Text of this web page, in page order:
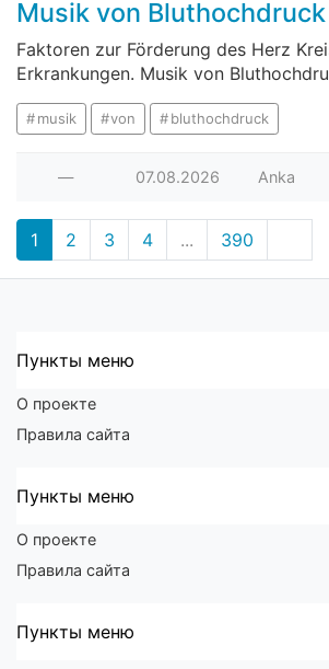
Musik von Bluthochdruck
Faktoren zur Förderung des Herz
Erkrankungen. Musik von
musik von bluthochdruck
— 07.08.2026 Anka
1 2 3 4 ... 390
Пункты меню
О проекте
Правила сайта
Пункты меню
О проекте
Правила сайта
Пункты меню